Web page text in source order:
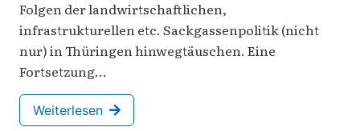
Folgen der landwirtschaftlichen,
infrastrukturellen etc. Sackgassenpolitik (nicht
nur) in Thüringen hinwegtäuschen. Eine
Fortsetzung…
Weiterlesen